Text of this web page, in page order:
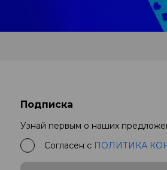
Подписка
Узнай первым о наших
Согласен с ПОЛИТИКА